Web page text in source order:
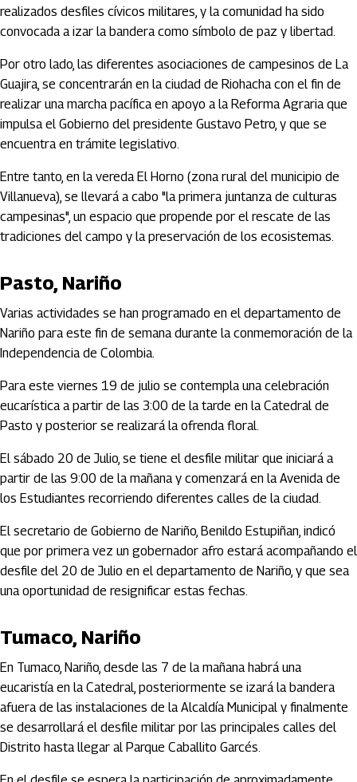
realizados desfiles cívicos militares, y la comunidad ha sido
convocada a izar la bandera como símbolo de paz y libertad.
Por otro lado, las diferentes asociaciones de campesinos de La
Guajira, se concentrarán en la ciudad de Riohacha con el fin de
realizar una marcha pacífica en apoyo a la Reforma Agraria que
impulsa el Gobierno del presidente Gustavo Petro, y que se
encuentra en trámite legislativo.
Entre tanto, en la vereda El Horno (zona rural del municipio de
Villanueva), se llevará a cabo "la primera juntanza de culturas
campesinas", un espacio que propende por el rescate de las
tradiciones del campo y la preservación de los ecosistemas.
Pasto, Nariño
Varias actividades se han programado en el departamento de
Nariño para este fin de semana durante la conmemoración de la
Independencia de Colombia.
Para este viernes 19 de julio se contempla una celebración
eucarística a partir de las 3:00 de la tarde en la Catedral de
Pasto y posterior se realizará la ofrenda floral.
El sábado 20 de Julio, se tiene el desfile militar que iniciará a
partir de las 9:00 de la mañana y comenzará en la Avenida de
los Estudiantes recorriendo diferentes calles de la ciudad.
El secretario de Gobierno de Nariño, Benildo Estupiñan, indicó
que por primera vez un gobernador afro estará acompañando el
desfile del 20 de Julio en el departamento de Nariño, y que sea
una oportunidad de resignificar estas fechas.
Tumaco, Nariño
En Tumaco, Nariño, desde las 7 de la mañana habrá una
eucaristía en la Catedral, posteriormente se izará la bandera
afuera de las instalaciones de la Alcaldía Municipal y finalmente
se desarrollará el desfile militar por las principales calles del
Distrito hasta llegar al Parque Caballito Garcés.